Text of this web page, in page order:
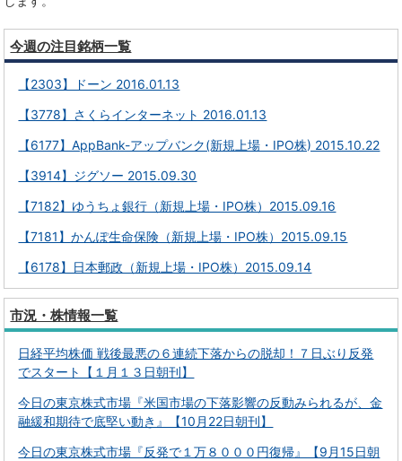
今週の注目銘柄一覧
【2303】ドーン 2016.01.13
【3778】さくらインターネット 2016.01.13
【6177】AppBank-アップバンク(新規上場・IPO株) 2015.10.22
【3914】ジグソー 2015.09.30
【7182】ゆうちょ銀行（新規上場・IPO株）2015.09.16
【7181】かんぽ生命保険（新規上場・IPO株）2015.09.15
【6178】日本郵政（新規上場・IPO株）2015.09.14
市況・株情報一覧
日経平均株価 戦後最悪の６連続下落からの脱却！７日ぶり反発
でスタート【１月１３日朝刊】
今日の東京株式市場『米国市場の下落影響の反動みられるが、金
融緩和期待で底堅い動き』【10月22日朝刊】
今日の東京株式市場『反発で１万８０００円復帰』【9月15日朝